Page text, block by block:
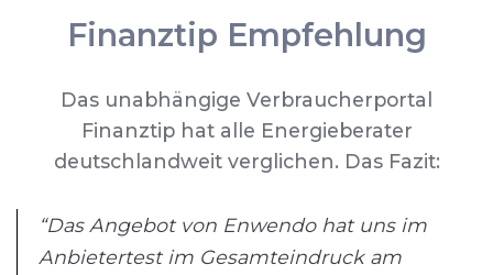
Finanztip Empfehlung
Das unabhängige Verbraucherportal
Finanztip hat alle Energieberater
deutschlandweit verglichen. Das Fazit:
“Das Angebot von Enwendo hat uns im
Anbietertest im Gesamteindruck am